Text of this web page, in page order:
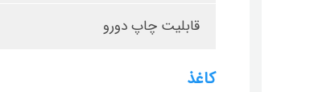
قابلیت چاپ دورو
کاغذ